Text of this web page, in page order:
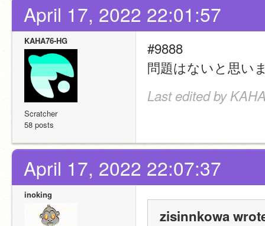
April 17, 2022 22:01:57
KAHA76-HG
Scratcher
58 posts
#9888
問題はないと思い
Last edited by
April 17, 2022 22:07:37
inoking
zisinnkowa